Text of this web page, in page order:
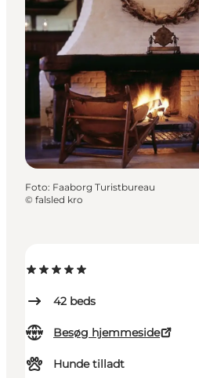
42 beds
Besøg hjemmeside
Hunde tilladt
Foto: Faaborg Turistbureau
© falsled kro